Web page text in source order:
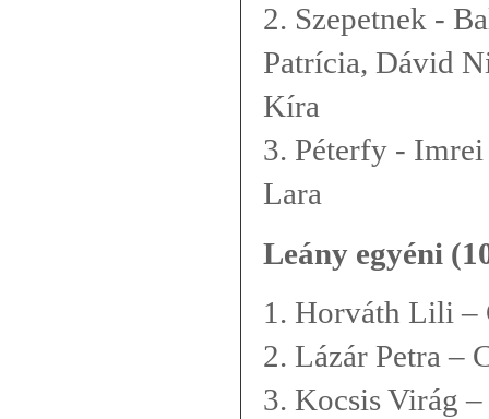
2. Szepetnek -
Patrícia, Dávid
Kíra
3. Péterfy -
Lara
Leány egyéni
1. Horváth Lili –
2. Lázár Petra –
3. Kocsis Virág –